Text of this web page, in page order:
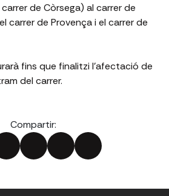
de Còrsega) al carrer de
carrer de Provença i el carrer de
fins que finalitzi l'afectació de
del carrer.
Compartir: